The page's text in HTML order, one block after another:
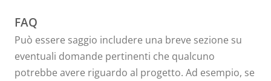
FAQ
Può essere saggio includere una breve sezione su
eventuali domande pertinenti che qualcuno
potrebbe avere riguardo al progetto. Ad esempio, se